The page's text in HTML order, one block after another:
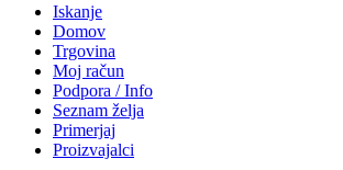
Iskanje
Domov
Trgovina
Moj račun
Podpora / Info
Seznam želja
Primerjaj
Proizvajalci